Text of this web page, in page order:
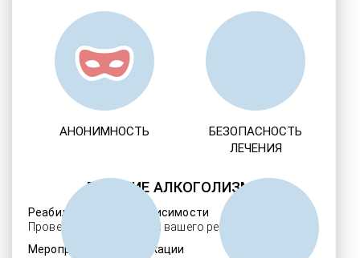
ЛЕЧЕНИЕ АЛКОГОЛИЗМА
Реабилитация алкозависимости
Проверенные ребцентры вашего региона
Мероприятия детоксикации
АНОНИМНОСТЬ
БЕЗОПАСНОСТЬ
ЛЕЧЕНИЯ